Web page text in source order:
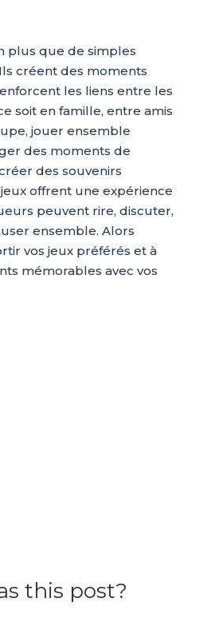
plus que de simples
créent des moments
les liens entre les
soit en famille, entre amis
jouer ensemble
des moments de
des souvenirs
offrent une expérience
peuvent rire, discuter,
ensemble. Alors
vos jeux préférés et à
mémorables avec vos
this post?